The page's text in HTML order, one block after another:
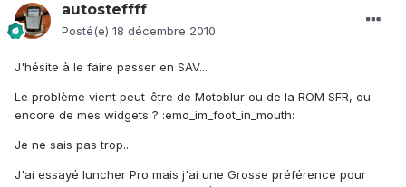
autosteffff
Posté(e) 18 décembre 2010
J'hésite à le faire passer en SAV...
Le problème vient peut-être de Motoblur ou de la ROM SFR, ou
encore de mes widgets ? :emo_im_foot_in_mouth:
Je ne sais pas trop...
J'ai essayé luncher Pro mais j'ai une Grosse préférence pour